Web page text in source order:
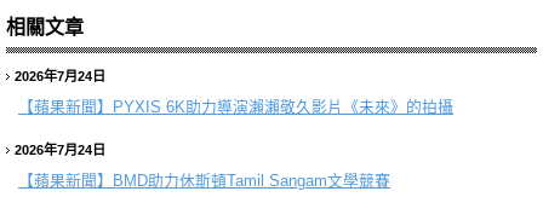
相關文章
2026年7月24日
【蘋果新聞】 PYXIS 6K助力導演瀨瀨敬久影片《未來》的拍攝
2026年7月24日
【蘋果新聞】 BMD助力休斯頓Tamil Sangam文學競賽